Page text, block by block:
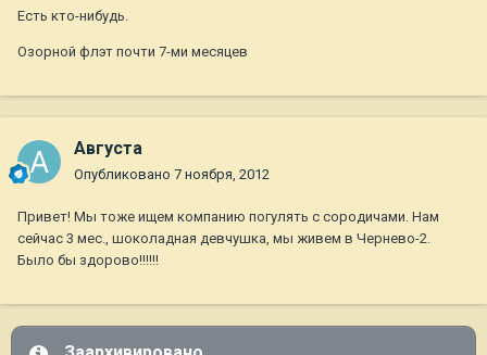
Есть кто-нибудь.
Озорной флэт почти 7-ми месяцев
Августа
Опубликовано 7 ноября, 2012
Привет! Мы тоже ищем компанию погулять с сородичами. Нам
сейчас 3 мес., шоколадная девчушка, мы живем в Чернево-2.
Было бы здорово!!!!!!